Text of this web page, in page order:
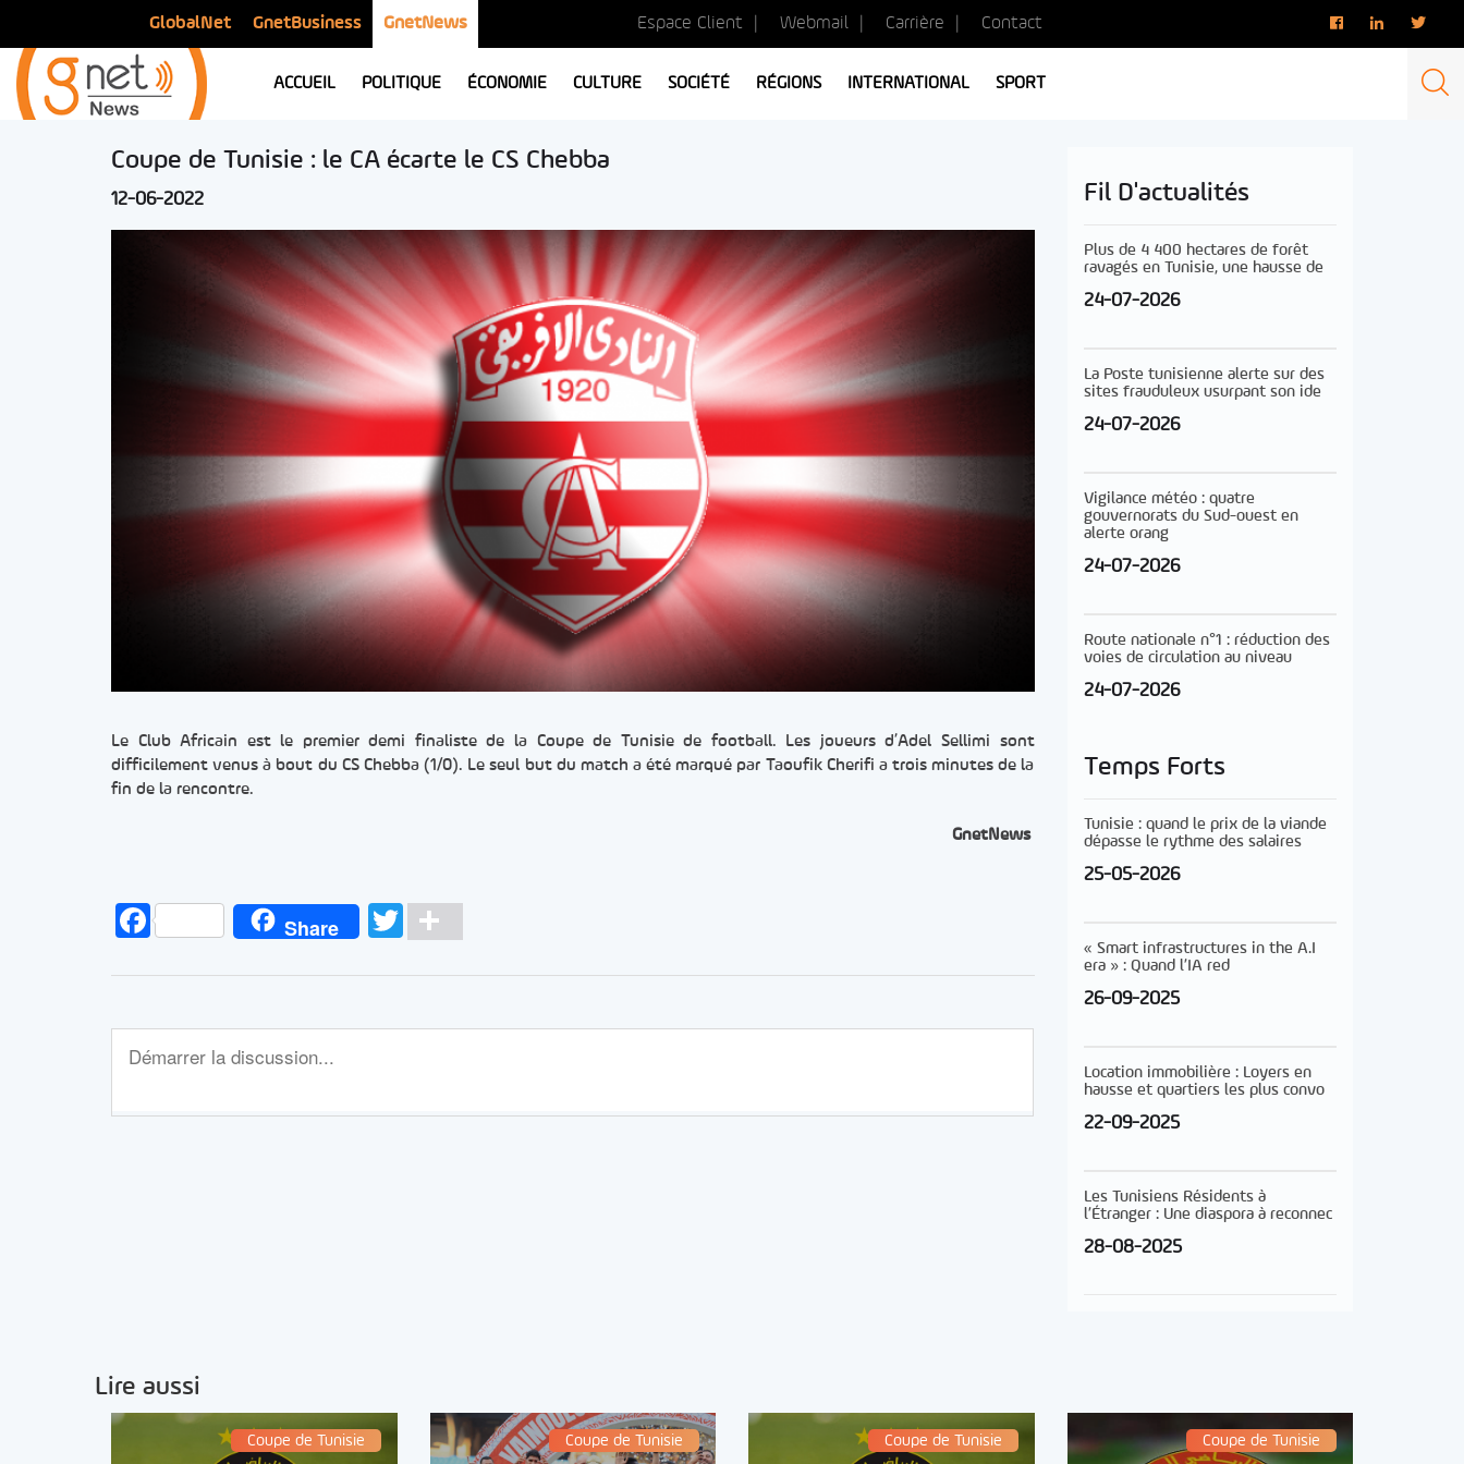
GlobalNet GnetBusiness GnetNews Espace Client Webmail Carrière Contact
ACCUEIL POLITIQUE ÉCONOMIE CULTURE SOCIÉTÉ RÉGIONS INTERNATIONAL SPORT
Coupe de Tunisie : le CA écarte le CS Chebba
12-06-2022
Le Club Africain est le premier demi finaliste de la Coupe de Tunisie de football. Les joueurs d’Adel Sellimi sont
difficilement venus à bout du CS Chebba (1/0). Le seul but du match a été marqué par Taoufik Cherifi a trois minutes de la
fin de la rencontre.
GnetNews
FacebookShare TwitterPartager
Fil D'actualités
Plus de 4 400 hectares de forêt
ravagés en Tunisie, une hausse de
24-07-2026
La Poste tunisienne alerte sur des
sites frauduleux usurpant son ide
24-07-2026
Vigilance météo : quatre
gouvernorats du Sud-ouest en
alerte orang
24-07-2026
Route nationale n°1 : réduction des
voies de circulation au niveau
24-07-2026
Temps Forts
Tunisie : quand le prix de la viande
dépasse le rythme des salaires
25-05-2026
« Smart infrastructures in the A.I
era » : Quand l’IA red
26-09-2025
Location immobilière : Loyers en
hausse et quartiers les plus convo
22-09-2025
Les Tunisiens Résidents à
l’Étranger : Une diaspora à reconnec
28-08-2025
Lire aussi
Coupe de Tunisie Coupe de Tunisie Coupe de Tunisie Coupe de Tunisie